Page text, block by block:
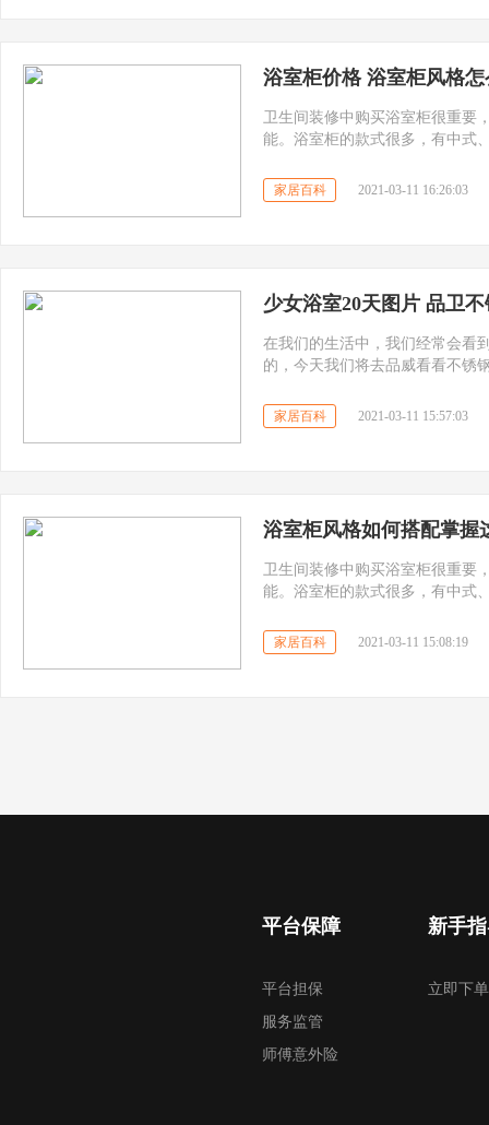
浴室柜价格 浴室柜风格
卫生间装修中购买浴室柜很重要
能。浴室柜的款式很多，有中式
家居百科 2021-03-11 16:26:03
少女浴室20天图片 品卫
在我们的生活中，我们经常会看
的，今天我们将去品威看看不锈
家居百科 2021-03-11 15:57:03
浴室柜风格如何搭配掌握
卫生间装修中购买浴室柜很重要
能。浴室柜的款式很多，有中式
家居百科 2021-03-11 15:08:19
平台保障
平台担保
服务监管
师傅意外险
新手
立即下单